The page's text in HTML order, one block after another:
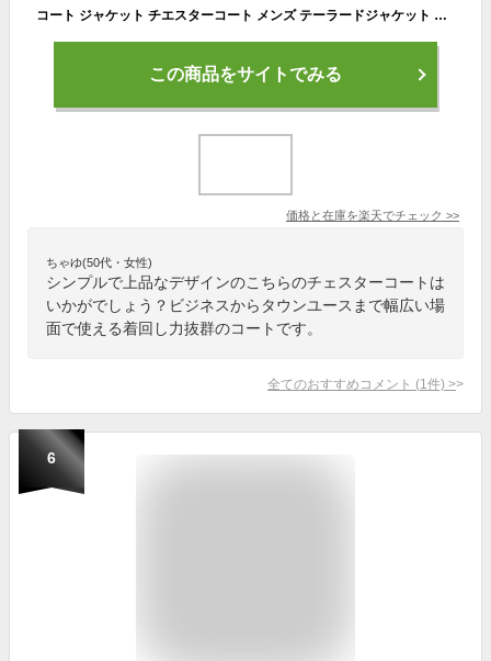
コート ジャケット チエスターコート メンズ テーラードジャケット 保温 防風 スプリングコート 厚手 ビジネス 通勤 無地 アウトドア 細身 春 秋 冬 aaa
この商品をサイトでみる
価格と在庫を楽天でチェック >>
ちゃゆ(50代・女性)
シンプルで上品なデザインのこちらのチェスターコートは
いかがでしょう？ビジネスからタウンユースまで幅広い場
面で使える着回し力抜群のコートです。
全てのおすすめコメント (1 件) >
6